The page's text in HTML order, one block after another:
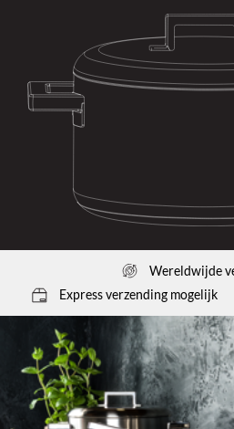
Wereldwijde
Express verzending mogelijk